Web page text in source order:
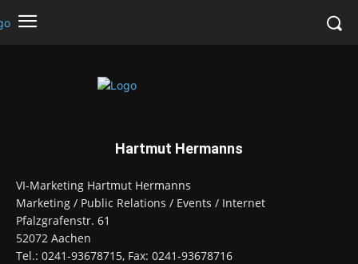
Hartmut Hermanns
VI-Marketing Hartmut Hermanns
Marketing / Public Relations / Events / Internet
Pfalzgrafenstr. 61
52072 Aachen
Tel.: 0241-93678715, Fax: 0241-93678716